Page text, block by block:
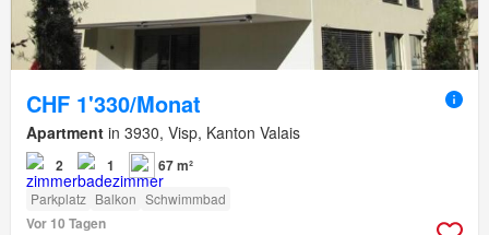
CHF 1'330/Monat
Apartment in 3930, Visp, Kanton Valais
2 1 67 m²
Parkplatz Balkon Schwimmbad
Vor 10 Tagen